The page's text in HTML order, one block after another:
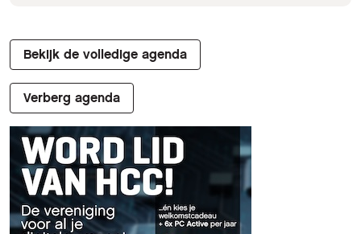
Bekijk de volledige agenda
Verberg agenda